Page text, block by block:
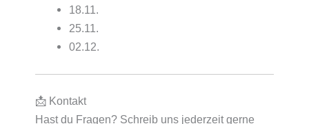
18.11.
25.11.
02.12.
📩 Kontakt
Hast du Fragen? Schreib uns jederzeit gerne